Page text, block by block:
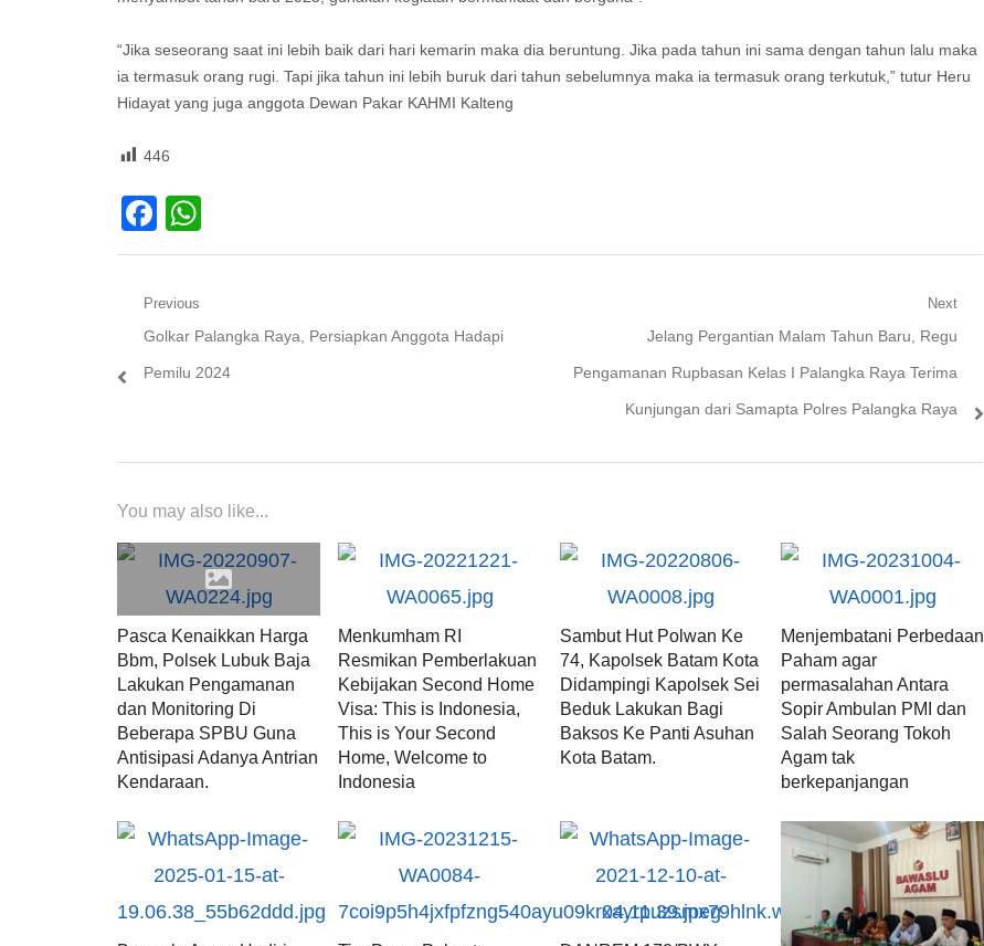
“Jika seseorang saat ini lebih baik dari hari kemarin maka dia beruntung. Jika pada tahun ini sama dengan tahun lalu maka
ia termasuk orang rugi. Tapi jika tahun ini lebih buruk dari tahun sebelumnya maka ia termasuk orang terkutuk,” tutur Heru
Hidayat yang juga anggota Dewan Pakar KAHMI Kalteng
446
Facebook
Navigasi
pos
Previous
Previous
post:
Golkar Palangka Raya, Persiapkan Anggota Hadapi
Pemilu 2024
Next
Next
post:
Jelang Pergantian Malam Tahun Baru, Regu
Pengamanan Rupbasan Kelas I Palangka Raya Terima
Kunjungan dari Samapta Polres Palangka Raya
You may also like...
Pasca Kenaikkan Harga
Bbm, Polsek Lubuk Baja
Lakukan Pengamanan
dan Monitoring Di
Beberapa SPBU Guna
Antisipasi Adanya Antrian
Kendaraan.
Menkumham RI
Resmikan Pemberlakuan
Kebijakan Second Home
Visa: This is Indonesia,
This is Your Second
Home, Welcome to
Indonesia
Sambut Hut Polwan Ke
74, Kapolsek Batam Kota
Didampingi Kapolsek Sei
Beduk Lakukan Bagi
Baksos Ke Panti Asuhan
Kota Batam.
Menjembatani Perbedaan
Paham agar
permasalahan Antara
Sopir Ambulan PMI dan
Salah Seorang Tokoh
Agam tak
berkepanjangan